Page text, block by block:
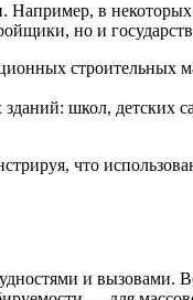
в
но и
строительных
зданий: школ,
что
и